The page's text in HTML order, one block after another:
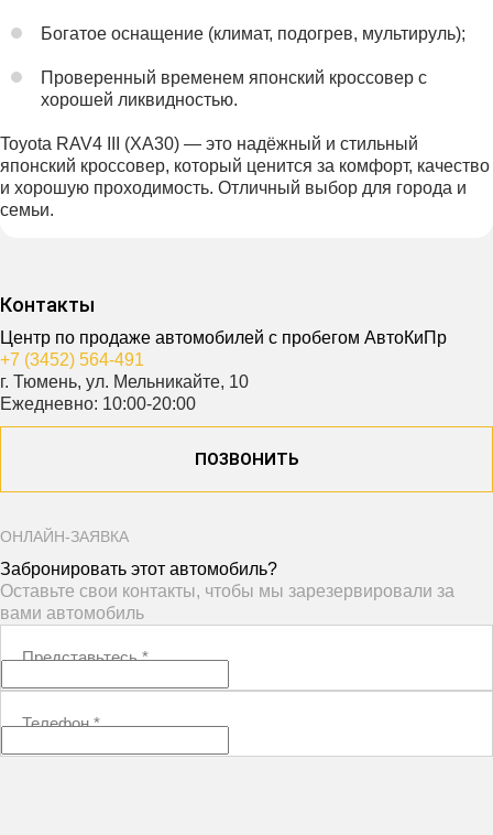
Богатое оснащение (климат, подогрев, мультируль);
Проверенный временем японский кроссовер с
хорошей ликвидностью.
Toyota RAV4 III (XA30) — это надёжный и стильный
японский кроссовер, который ценится за комфорт, качество
и хорошую проходимость. Отличный выбор для города и
семьи.
Контакты
Центр по продаже автомобилей с пробегом АвтоКиПр
+7 (3452) 564-491
г. Тюмень, ул. Мельникайте, 10
Ежедневно: 10:00-20:00
ПОЗВОНИТЬ
ОНЛАЙН-ЗАЯВКА
Забронировать этот автомобиль?
Оставьте свои контакты, чтобы мы зарезервировали за
вами автомобиль
Представьтесь*
Телефон*